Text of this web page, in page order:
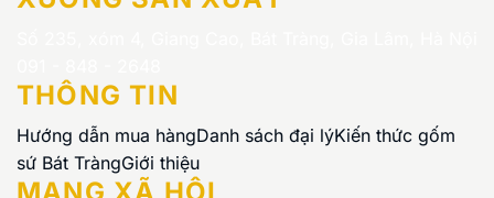
THÔNG TIN
Hướng dẫn mua hàngDanh sách đại lýKiến thức gốm
sứ Bát TràngGiới thiệu